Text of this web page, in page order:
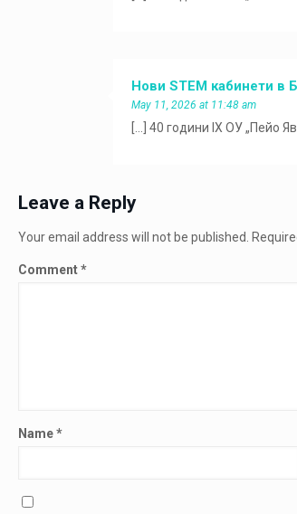
Нови STEM кабинети в
May 11, 2026 at 11:48 am
[…] 40 години IX ОУ „Пейо
Leave a Reply
Your email address will not be published.
Comment*
Name*